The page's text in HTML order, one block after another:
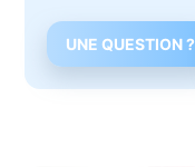
UNE QUESTION ?